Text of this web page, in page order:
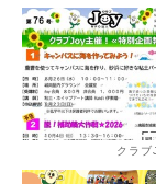
クラブ